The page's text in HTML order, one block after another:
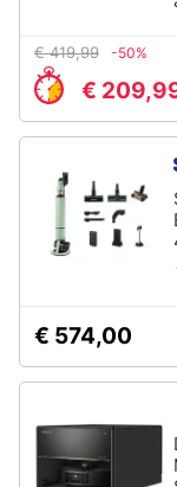
€ 419,99 -50%
€
€ 574,00